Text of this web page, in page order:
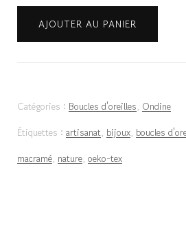
quantité
de
Boucles
«
Ondine
»
AJOUTER AU PANIER
Catégories : Boucles d'oreilles, Ondine
Étiquettes : artisanat, bijoux, boucles
macramé, nature, oeko-tex